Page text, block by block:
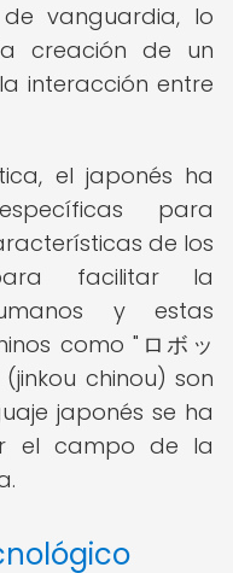
vanguardia, lo
creación de un
interacción entre
el japonés ha
para
de los
facilitar la
y estas
como "ロボッ
chinou) son
japonés se ha
el campo de la